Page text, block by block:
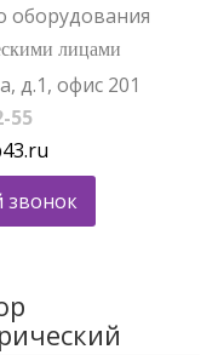
оборудования
лицами
д.1, офис 201
55
звонок